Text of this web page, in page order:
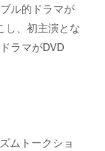
ル的ドラマが
し、初主演とな
ラマがDVD
ムトークショ